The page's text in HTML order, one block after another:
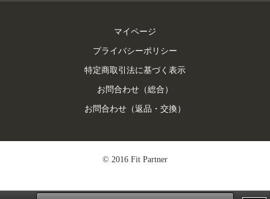
マイページ
プライバシーポリシー
特定商取引法に基づく表示
お問合わせ（総合）
お問合わせ（返品・交換）
© 2016 Fit Partner